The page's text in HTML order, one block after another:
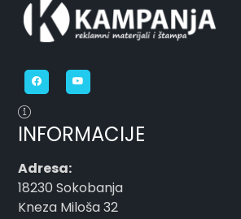
INFORMACIJE
Adresa:
18230 Sokobanja
Kneza Miloša 32